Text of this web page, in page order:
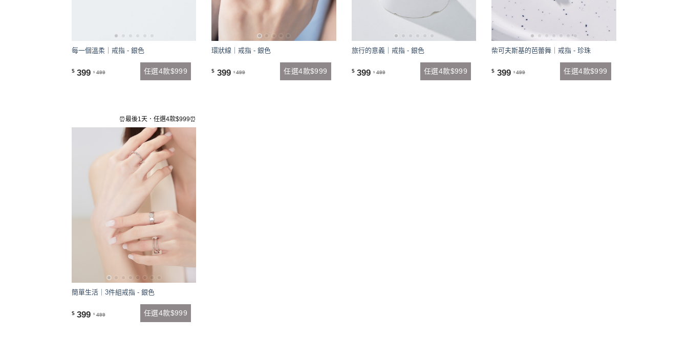
每一個溫柔｜戒指 - 銀色
$ 399 $ 499 任選4款$999
環狀線｜戒指 - 銀色
$ 399 $ 499 任選4款$999
旅行的意義｜戒指 - 銀色
$ 399 $ 499 任選4款$999
柴可夫斯基的芭蕾舞｜戒指 - 珍珠
$ 399 $ 499 任選4款$999
⏰最後1天．任選4款$999⏰
簡單生活｜3件組戒指 - 銀色
$ 399 $ 499 任選4款$999